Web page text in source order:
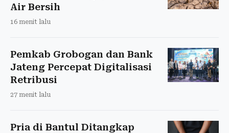
Air Bersih
16 menit lalu
Pemkab Grobogan dan Bank
Jateng Percepat Digitalisasi
Retribusi
27 menit lalu
Pria di Bantul Ditangkap